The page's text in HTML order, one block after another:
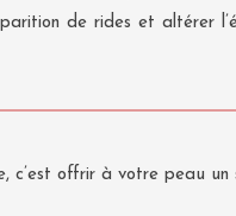
de rides et altérer
c’est offrir à votre peau